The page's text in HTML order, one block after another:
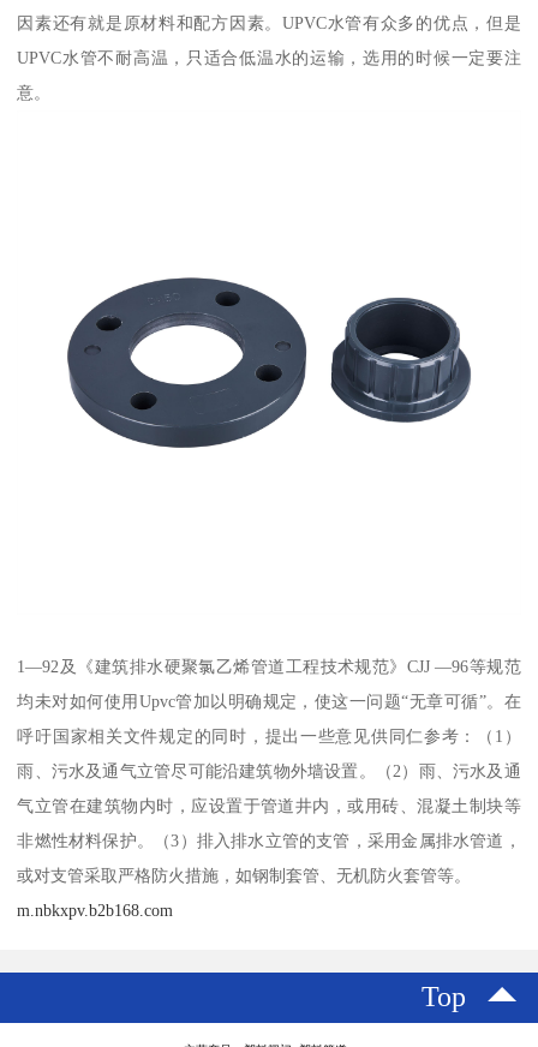
因素还有就是原材料和配方因素。UPVC水管有众多的优点，但是
UPVC水管不耐高温，只适合低温水的运输，选用的时候一定要注
意。
1—92及《建筑排水硬聚氯乙烯管道工程技术规范》CJJ —96等规范
均未对如何使用Upvc管加以明确规定，使这一问题“无章可循”。在
呼吁国家相关文件规定的同时，提出一些意见供同仁参考：（1）
雨、污水及通气立管尽可能沿建筑物外墙设置。（2）雨、污水及通
气立管在建筑物内时，应设置于管道井内，或用砖、混凝土制块等
非燃性材料保护。（3）排入排水立管的支管，采用金属排水管道，
或对支管采取严格防火措施，如钢制套管、无机防火套管等。
m.nbkxpv.b2b168.com
Top